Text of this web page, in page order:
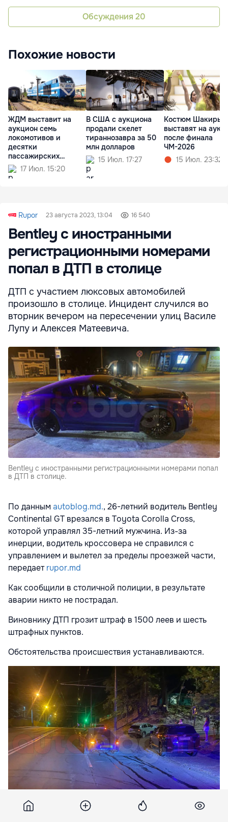
Обсуждения 20
Похожие новости
ЖДМ выставит на
аукцион семь
локомотивов и
десятки
пассажирских
вагонов17 Июл. 15:20
В США с аукциона
продали скелет
тираннозавра за 50
млн долларов
15 Июл. 17:27
Костюм Шакиры
выставят на
после финала
ЧМ-2026
15 Июл. 23:32
Rupor 23 августа 2023, 13:04 16 540
Bentley с иностранными
регистрационными номерами
попал в ДТП в столице
ДТП с участием люксовых автомобилей
произошло в столице. Инцидент случился во
вторник вечером на пересечении улиц Василе
Лупу и Алексея Матеевича.
Bentley с иностранными регистрационными номерами попал
в ДТП в столице.
По даннымautoblog.md., 26-летний водитель Bentley
Continental GT врезался в Toyota Corolla Cross,
которой управлял 35-летний мужчина. Из-за
инерции, водитель кроссовера не справился с
управлением и вылетел за пределы проезжей части,
передаетrupor.md
Как сообщили в столичной полиции, в результате
аварии никто не пострадал.
Виновнику ДТП грозит штраф в 1500 леев и шесть
штрафных пунктов.
Обстоятельства происшествия устанавливаются.